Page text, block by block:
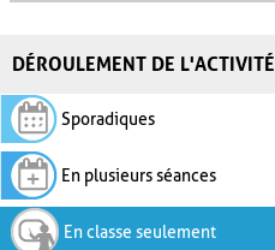
DÉROULEMENT DE L'ACTIVITÉ
Sporadiques
En plusieurs séances
En classe seulement